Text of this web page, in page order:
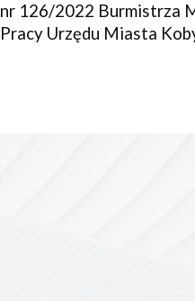
nr 126/2022 Burmistrza
Pracy Urzędu Miasta